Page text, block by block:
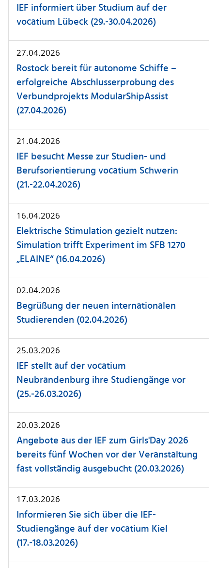
IEF informiert über Studium auf der
vocatium Lübeck (29.-30.04.2026)
27.04.2026
Rostock bereit für autonome Schiffe –
erfolgreiche Abschlusserprobung des
Verbundprojekts ModularShipAssist
(27.04.2026)
21.04.2026
IEF besucht Messe zur Studien- und
Berufsorientierung vocatium Schwerin
(21.-22.04.2026)
16.04.2026
Elektrische Stimulation gezielt nutzen:
Simulation trifft Experiment im SFB 1270
„ELAINE“ (16.04.2026)
02.04.2026
Begrüßung der neuen internationalen
Studierenden (02.04.2026)
25.03.2026
IEF stellt auf der vocatium
Neubrandenburg ihre Studiengänge vor
(25.-26.03.2026)
20.03.2026
Angebote aus der IEF zum Girls'Day 2026
bereits fünf Wochen vor der Veranstaltung
fast vollständig ausgebucht (20.03.2026)
17.03.2026
Informieren Sie sich über die IEF-
Studiengänge auf der vocatium Kiel
(17.-18.03.2026)